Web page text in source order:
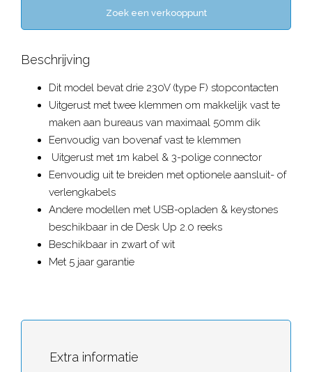
Zoek een verkooppunt
Beschrijving
Dit model bevat drie 230V (type F) stopcontacten
Uitgerust met twee klemmen om makkelijk vast te
maken aan bureaus van maximaal 50mm dik
Eenvoudig van bovenaf vast te klemmen
Uitgerust met 1m kabel & 3-polige connector
Eenvoudig uit te breiden met optionele aansluit- of
verlengkabels
Andere modellen met USB-opladen & keystones
beschikbaar in de Desk Up 2.0 reeks
Beschikbaar in zwart of wit
Met 5 jaar garantie
Extra informatie